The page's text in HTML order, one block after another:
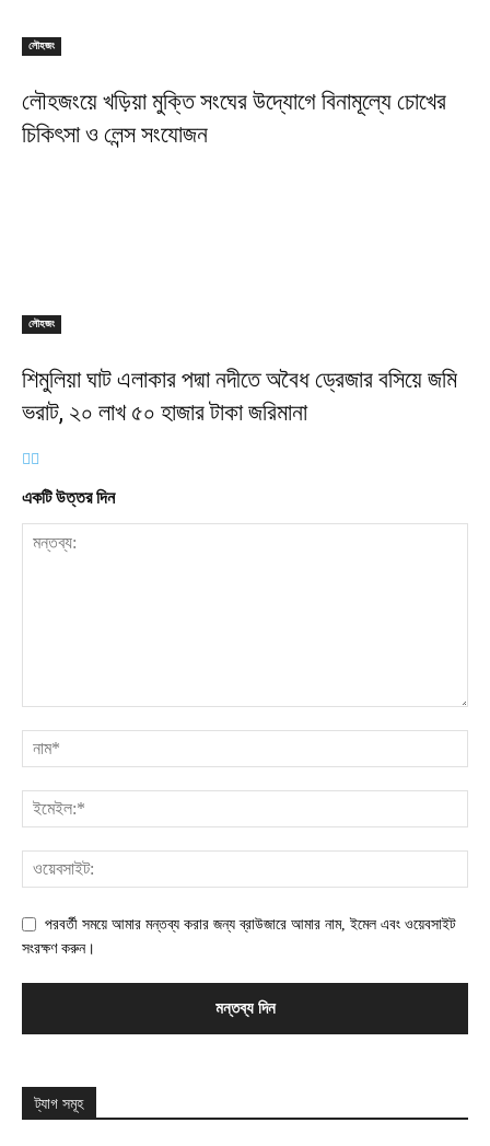
লৌহজং
লৌহজংয়ে খড়িয়া মুক্তি সংঘের উদ্যোগে বিনামূল্যে চোখের
চিকিৎসা ও লেন্স সংযোজন
লৌহজং
শিমুলিয়া ঘাট এলাকার পদ্মা নদীতে অবৈধ ড্রেজার বসিয়ে জমি
ভরাট, ২০ লাখ ৫০ হাজার টাকা জরিমানা
একটি উত্তর দিন
পরবর্তী সময়ে আমার মন্তব্য করার জন্য ব্রাউজারে আমার নাম, ইমেল এবং ওয়েবসাইট
সংরক্ষণ করুন।
ট্যাগ সমূহ